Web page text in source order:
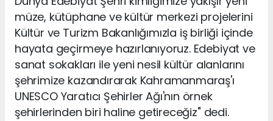
müze, kütüphane ve kültür merkezi projelerini
Kültür ve Turizm Bakanlığımızla iş birliği içinde
hayata geçirmeye hazırlanıyoruz. Edebiyat ve
sanat sokakları ile yeni nesil kültür alanlarını
şehrimize kazandırarak Kahramanmaraş'ı
UNESCO Yaratıcı Şehirler Ağı'nın örnek
şehirlerinden biri haline getireceğiz" dedi.